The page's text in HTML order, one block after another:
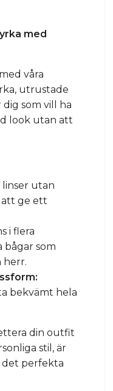
med
våra
utrustade
som vill ha
look utan att
linser utan
att ge ett
i flera
bågar som
herr.
bekvämt hela
din outfit
stil, är
det perfekta